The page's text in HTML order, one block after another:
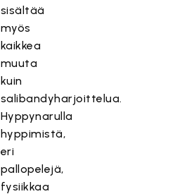
sisältää
myös
kaikkea
muuta
kuin
salibandyharjoittelua.
Hyppynarulla
hyppimistä,
eri
pallopelejä,
fysiikkaa